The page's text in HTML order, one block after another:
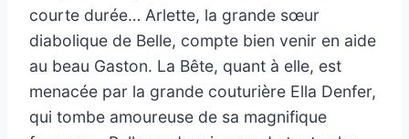
courte durée… Arlette, la grande sœur
diabolique de Belle, compte bien venir en aide
au beau Gaston. La Bête, quant à elle, est
menacée par la grande couturière Ella Denfer,
qui tombe amoureuse de sa magnifique